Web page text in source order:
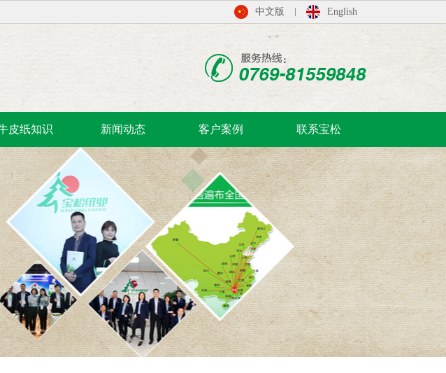
中文版 English
皮纸知识 新闻动态 客户案例 联系宝松